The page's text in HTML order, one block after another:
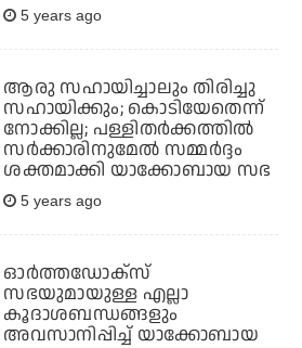
5 years ago
ആരു സഹായിച്ചാലും തിരിച്ചു
സഹായിക്കും; കൊടിയേതെന്ന്
നോക്കില്ല; പള്ളിതര്‍ക്കത്തില്‍
സര്‍ക്കാരിനുമേല്‍ സമ്മര്‍ദ്ദം
ശക്തമാക്കി യാക്കോബായ സഭ
5 years ago
ഓര്‍ത്തഡോക്സ്
സഭയുമായുള്ള എല്ലാ
കൂദാശബന്ധങ്ങളും
അവസാനിപ്പിച്ച് യാക്കോബായ